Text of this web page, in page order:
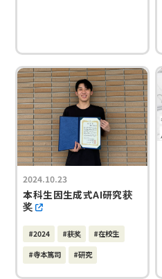
2024.10.23
本科生因生成式AI研究获
奖
#2024 #获奖 #在校生
#寺本篤司 #研究